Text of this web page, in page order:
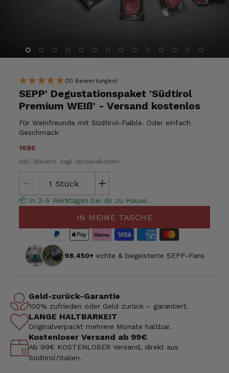
(10 Bewertungen)
SEPP' Degustationspaket 'Südtirol
Premium WEIß' - Versand kostenlos
Für Weinfreunde mit Südtirol-Faible. Oder einfach
Geschmack
168€
Inkl. Steuern. zzgl. Versandkosten
Stück
📦 In 3-5 Werktagen bei dir zu Hause.
IN MEINE TASCHE
98.450+ echte & begeisterte SEPP-Fans
Geld-zurück-Garantie
100% zufrieden oder Geld zurück – garantiert.
LANGE HALTBARKEIT
Originalverpackt mehrere Monate haltbar.
Kostenloser Versand ab 99€
Ab 99€ KOSTENLOSER Versand, direkt aus
Südtirol/Italien.